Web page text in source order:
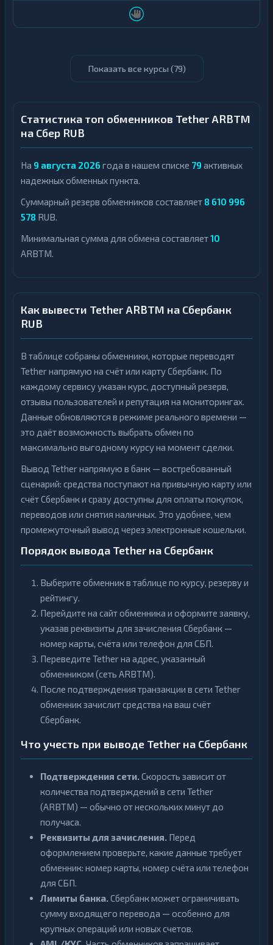
Показать все курсы (79)
Статистика топ обменников Tether ARBTM
на Сбер RUB
На 9 августа 2026 года в нашем списке 79 активных
надежных обменных пункта.
Суммарный резерв обменников составляет 8 610 996
578 RUB.
Минимальная сумма для обмена составляет10
ARBTM.
Как вывести Tether ARBTM на Сбербанк
RUB
В таблице собраны обменники, которые переводят
Tether напрямую на счёт или карту Сбербанк. По
каждому сервису указан курс, доступный резерв,
отзывы пользователей и репутация на мониторингах.
Данные обновляются в режиме реального времени —
это даёт возможность выбрать обмен по
максимально выгодному курсу на момент сделки.
Вывод Tether напрямую в банк — востребованный
сценарий: средства поступают на привычную карту или
счёт Сбербанк и сразу доступны для оплаты покупок,
переводов или снятия наличных. Это удобнее, чем
промежуточный вывод через электронные кошельки.
Порядок вывода Tether на Сбербанк
Выберите обменник в таблице по курсу, резерву и
рейтингу.
Перейдите на сайт обменника и оформите заявку,
указав реквизиты для зачисления Сбербанк —
номер карты, счёта или телефон для СБП.
Переведите Tether на адрес, указанный
обменником (сеть ARBTM).
После подтверждения транзакции в сети Tether
обменник зачислит средства на ваш счёт
Сбербанк.
Что учесть при выводе Tether на Сбербанк
Подтверждения сети.Скорость зависит от
количества подтверждений в сети Tether
(ARBTM) — обычно от нескольких минут до
получаса.
Реквизиты для зачисления. Перед
оформлением проверьте, какие данные требует
обменник: номер карты, номер счёта или телефон
для СБП.
Лимиты банка.Сбербанк может ограничивать
сумму входящего перевода — особенно для
крупных операций или новых счетов.